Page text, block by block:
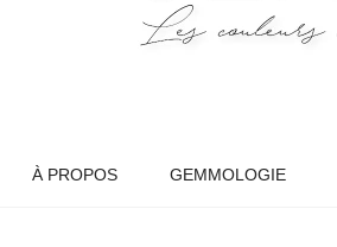
À PROPOS GEMMOLOGIE